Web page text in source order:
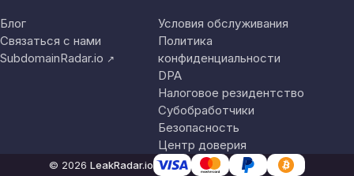
Блог
Связаться с нами
SubdomainRadar.io ↗
Условия обслуживания
Политика
конфиденциальности
DPA
Налоговое резидентство
Субобработчики
Безопасность
Центр доверия
© 2026 LeakRadar.io